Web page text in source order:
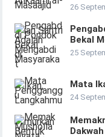
26
Bekal
25
Mata
24
Dakwah